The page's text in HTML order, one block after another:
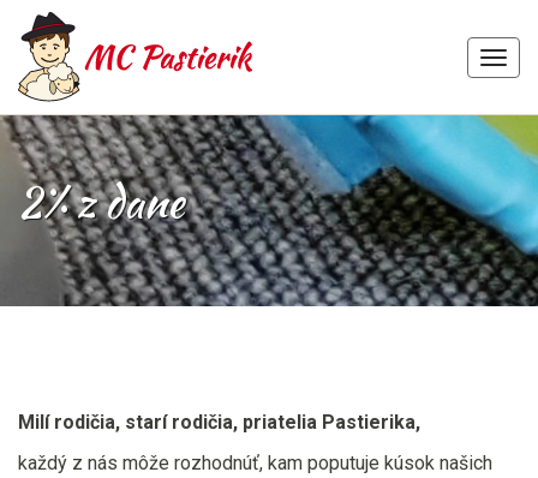
Skip
to
content
2% z dane
Milí rodičia, starí rodičia, priatelia Pastierika,
každý z nás môže rozhodnúť, kam poputuje kúsok našich